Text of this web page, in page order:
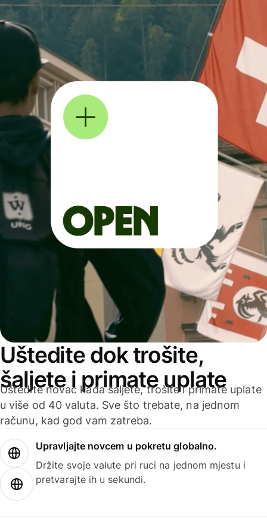
Uštedite dok trošite,
šaljete i primate uplate
Uštedite novac kada šaljete, trošite i primate uplate
u više od 40 valuta. Sve što trebate, na jednom
računu, kad god vam zatreba.
Upravljajte novcem u pokretu globalno.
Držite svoje valute pri ruci na jednom mjestu i
pretvarajte ih u sekundi.